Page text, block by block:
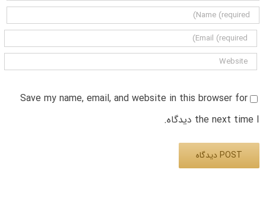
Save my name, email, and website in this browser for
the next time I دیدگاه.